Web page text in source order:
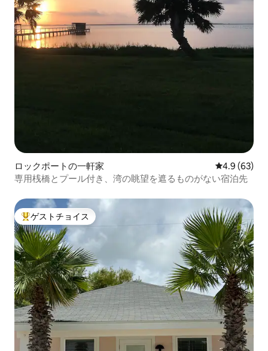
ロックポートの一軒家 レビュー63
4.9 (63)
専用桟橋とプール付き、湾の眺望を遮るものがない宿泊先
大好評のゲストチョイスです。
ゲストチョイス